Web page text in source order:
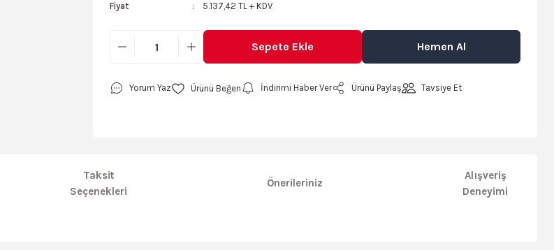
Fiyat
5.137,42 TL + KDV
Sepete Ekle Hemen Al
Yorum Yaz İndirimi Haber Ver Ürünü Paylaş Tavsiye Et
Taksit
Seçenekleri
Önerileriniz
Alışveriş
Deneyimi